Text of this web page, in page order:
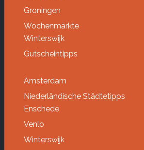
Groningen
Wochenmärkte
Winterswijk
Gutscheintipps
Amsterdam
Niederländische Städtetipps
Enschede
Venlo
Winterswijk